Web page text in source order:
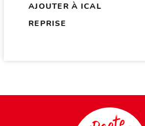
AJOUTER À ICAL
REPRISE